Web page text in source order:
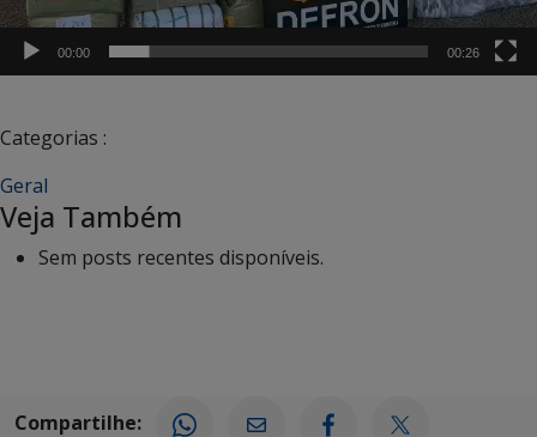
00:00 00:26
Categorias :
Geral
Veja Também
Sem posts recentes disponíveis.
Compartilhe: